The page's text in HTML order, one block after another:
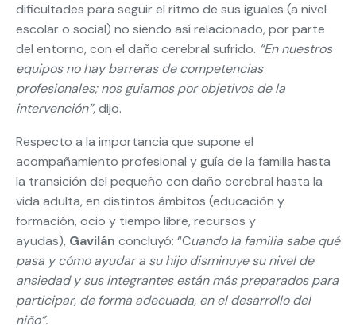
dificultades para seguir el ritmo de sus iguales (a nivel
escolar o social) no siendo así relacionado, por parte
del entorno, con el daño cerebral sufrido. “En nuestros
equipos no hay barreras de competencias
profesionales; nos guiamos por objetivos de la
intervención”, dijo.
Respecto a la importancia que supone el
acompañamiento profesional y guía de la familia hasta
la transición del pequeño con daño cerebral hasta la
vida adulta, en distintos ámbitos (educación y
formación, ocio y tiempo libre, recursos y
ayudas), Gavilán concluyó: “Cuando la familia sabe qué
pasa y cómo ayudar a su hijo disminuye su nivel de
ansiedad y sus integrantes están más preparados para
participar, de forma adecuada, en el desarrollo del
niño”.